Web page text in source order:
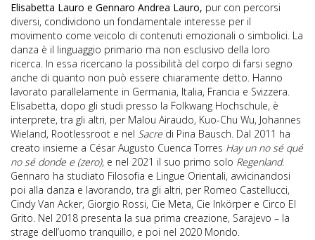
Elisabetta Lauro e Gennaro Andrea Lauro, pur con percorsi
diversi, condividono un fondamentale interesse per il
movimento come veicolo di contenuti emozionali o simbolici. La
danza è il linguaggio primario ma non esclusivo della loro
ricerca. In essa ricercano la possibilità del corpo di farsi segno
anche di quanto non può essere chiaramente detto. Hanno
lavorato parallelamente in Germania, Italia, Francia e Svizzera.
Elisabetta, dopo gli studi presso la Folkwang Hochschule, è
interprete, tra gli altri, per Malou Airaudo, Kuo-Chu Wu, Johannes
Wieland, Rootlessroot e nel Sacre di Pina Bausch. Dal 2011 ha
creato insieme a César Augusto Cuenca Torres Hay un no sé qué
no sé donde e (zero), e nel 2021 il suo primo solo Regenland.
Gennaro ha studiato Filosofia e Lingue Orientali, avvicinandosi
poi alla danza e lavorando, tra gli altri, per Romeo Castellucci,
Cindy Van Acker, Giorgio Rossi, Cie Meta, Cie Inkörper e Circo El
Grito. Nel 2018 presenta la sua prima creazione, Sarajevo – la
strage dell’uomo tranquillo, e poi nel 2020 Mondo.